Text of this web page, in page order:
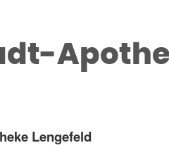
Lengefeld